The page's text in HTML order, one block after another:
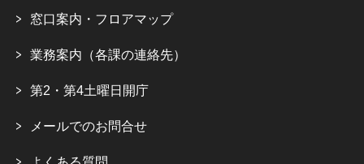
窓口案内・フロアマップ
業務案内（各課の連絡先）
第2・第4土曜日開庁
メールでのお問合せ